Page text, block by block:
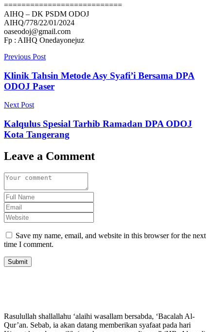
===========================
AIHQ – DK PSDM ODOJ
AIHQ/778/22/01/2024
oaseodoj@gmail.com
Fp : AIHQ Onedayonejuz
Previous Post
Klinik Tahsin Metode Asy Syafi’i Bersama DPA
ODOJ Paser
Next Post
Kalqulus Spesial Tarhib Ramadan DPA ODOJ
Kota Tangerang
Leave a Comment
Save my name, email, and website in this browser for the next
time I comment.
Rasulullah shallallahu ‘alaihi wasallam bersabda, ‘Bacalah Al-
Qur’an. Sebab, ia akan datang memberikan syafaat pada hari